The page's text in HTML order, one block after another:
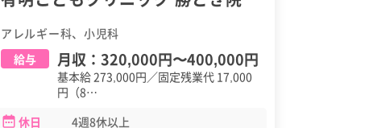
アレルギー科、小児科
給与
月収： 320,000円〜400,000円
基本給 273,000円／固定残業代 17,000
円（8…
休日
4週8休以上